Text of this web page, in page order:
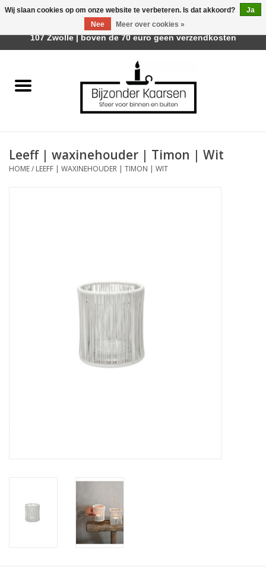
Räder Design Stories
Geurkaarsen
Relatiegeschenken & Bedankjes
Leeff | waxinehouder | Timon | Wit
HOME/ LEEFF | WAXINEHOUDER | TIMON | WIT
Wij slaan cookies op om onze website te verbeteren. Is dat akkoord?
Ja
Nee
Meer over cookies »
Afhalen is mogelijk bij Trotz Woon & Cadeau | Belvederelaan
107 Zwolle | boven de 70 euro geen verzendkosten